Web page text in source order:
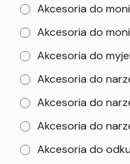
Akcesoria do
Akcesoria do
Akcesoria do
Akcesoria do
Akcesoria do
Akcesoria do
Akcesoria do